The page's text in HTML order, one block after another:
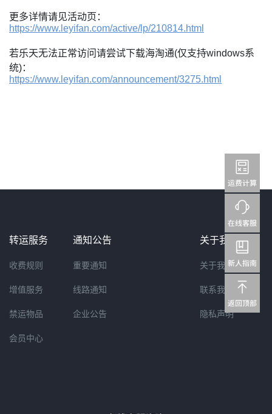
更多详情请见活动页：
https://www.leyifan.com/active/lp/210814.html
若乐天无法正常访问请尝试下载海淘通(仅支持windows系
统)：
https://www.leyifan.com/announcement/3275.html
转运服务
收费规则
增值服务
禁运物品
会员中心
通知公告
重要通知
线路通知
企业公告
关于我们
关于我们
联系我们
隐私声明